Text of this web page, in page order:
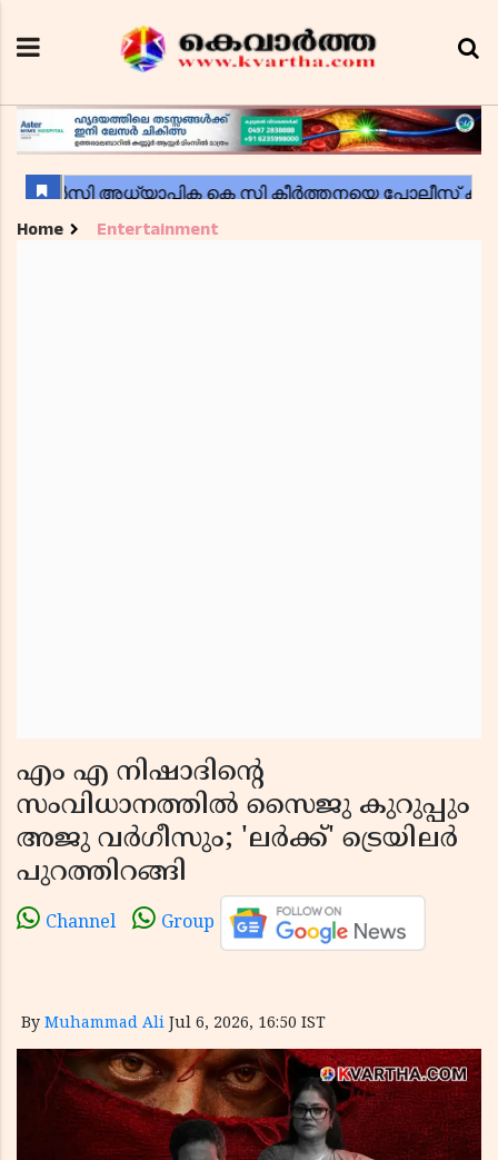
Home Entertainment
എം എ നിഷാദിൻ്റെ
സംവിധാനത്തിൽ സൈജു കുറുപ്പും
അജു വർഗീസും; 'ലർക്ക്' ട്രെയിലർ
പുറത്തിറങ്ങി
Channel Group
By Muhammad Ali Jul 6, 2026, 16:50 IST